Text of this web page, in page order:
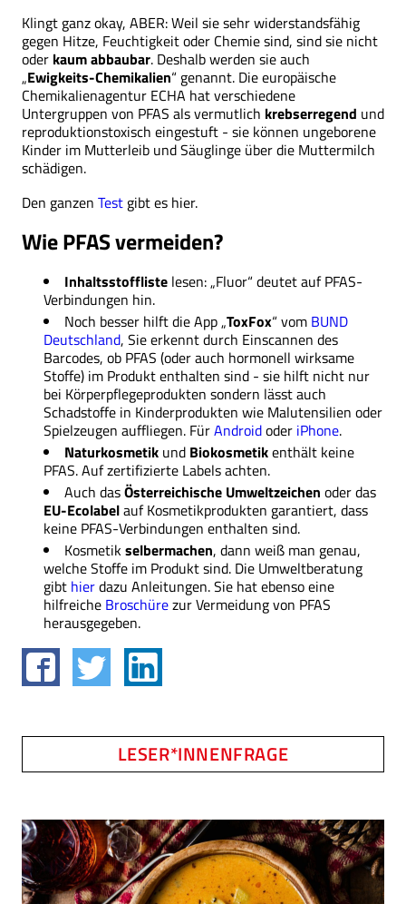
Klingt ganz okay, ABER: Weil sie sehr widerstandsfähig
gegen Hitze, Feuchtigkeit oder Chemie sind, sind sie nicht
oder kaum abbaubar. Deshalb werden sie auch
„Ewigkeits-Chemikalien“ genannt. Die europäische
Chemikalienagentur ECHA hat verschiedene
Untergruppen von PFAS als vermutlich krebserregend und
reproduktionstoxisch eingestuft - sie können ungeborene
Kinder im Mutterleib und Säuglinge über die Muttermilch
schädigen.
Den ganzen Test gibt es hier.
Wie PFAS vermeiden?
Inhaltsstoffliste lesen: „Fluor“ deutet auf PFAS-
Verbindungen hin.
Noch besser hilft die App „ToxFox“ vom BUND
Deutschland, Sie erkennt durch Einscannen des
Barcodes, ob PFAS (oder auch hormonell wirksame
Stoffe) im Produkt enthalten sind - sie hilft nicht nur
bei Körperpflegeprodukten sondern lässt auch
Schadstoffe in Kinderprodukten wie Malutensilien oder
Spielzeugen auffliegen. FürAndroidoder iPhone.
Naturkosmetik und Biokosmetikenthält keine
PFAS. Auf zertifizierte Labels achten.
Auch dasÖsterreichische Umweltzeichen oder das
EU-Ecolabelauf Kosmetikprodukten garantiert, dass
keine PFAS-Verbindungen enthalten sind.
Kosmetikselbermachen, dann weiß man genau,
welche Stoffe im Produkt sind. Die Umweltberatung
gibt hierdazu Anleitungen. Sie hat ebenso eine
hilfreiche Broschürezur Vermeidung von PFAS
herausgegeben.
LESER*INNENFRAGE